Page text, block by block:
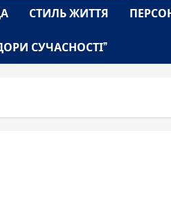
СТИЛЬ ЖИТТЯ
СУЧАСНОСТІ”